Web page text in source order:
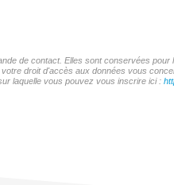
de contact. Elles sont conservées
droit d'accès aux données vous
laquelle vous pouvez vous inscrire ici :